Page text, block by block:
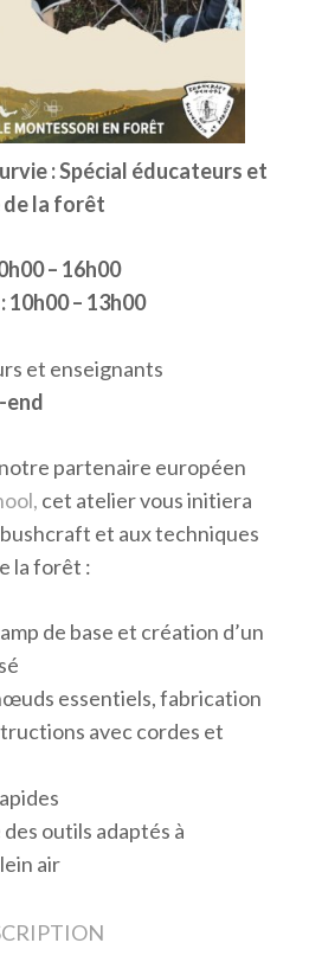
: Spécial éducateurs et
de la forêt
– 16h00
10h00 – 13h00
et enseignants
end
partenaire européen
cet atelier vous initiera
et aux techniques
la forêt :
de base et création d’un
essentiels, fabrication
avec cordes et
outils adaptés à
air